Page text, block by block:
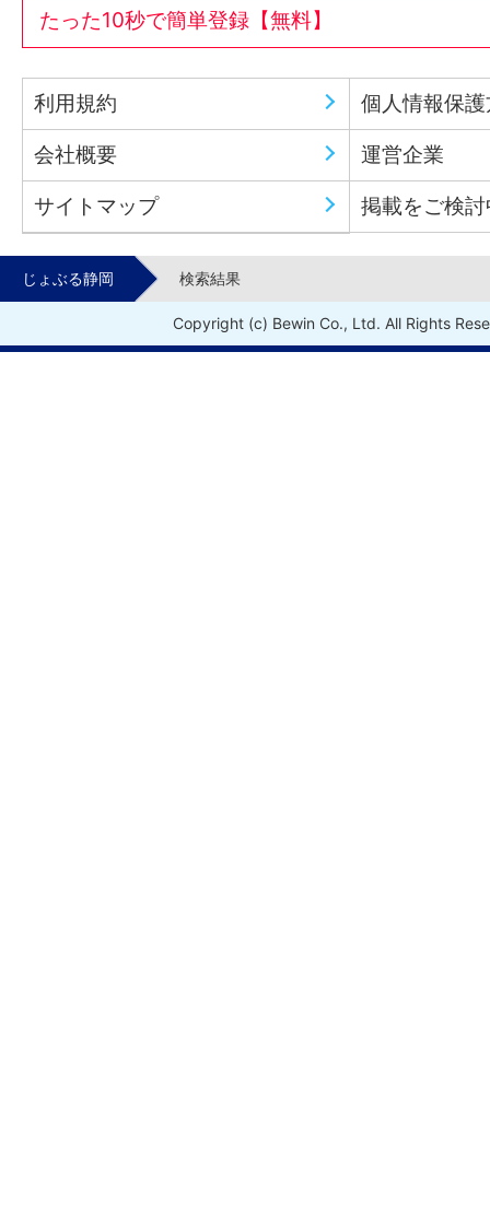
たった10秒で簡単登録【無料】
利用規約 個人情報保
会社概要 運営企業
サイトマップ 掲載をご検
じょぶる静岡 検索結果
Copyright (c) Bewin Co., Ltd. All Rights